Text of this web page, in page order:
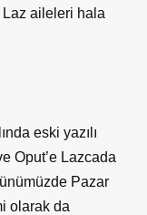
Laz aileleri hala
eski yazılı
Oput’e Lazcada
Pazar
olarak da